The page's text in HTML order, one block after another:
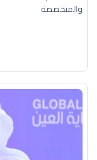
والمتخصصة